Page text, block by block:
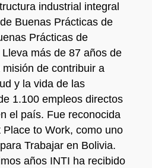
industrial integral
Buenas Prácticas de
Prácticas de
más de 87 años de
de contribuir a
y la vida de las
1.100 empleos directos
el país. Fue reconocida
to Work, como uno
Trabajar en Bolivia.
años INTI ha recibido